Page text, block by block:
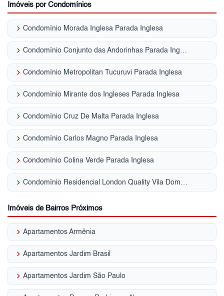
Imóveis por Condomínios
keyboard_arrow_right Condomínio Morada Inglesa Parada Inglesa
keyboard_arrow_right Condomínio Conjunto das Andorinhas Parada Inglesa
keyboard_arrow_right Condomínio Metropolitan Tucuruvi Parada Inglesa
keyboard_arrow_right Condomínio Mirante dos Ingleses Parada Inglesa
keyboard_arrow_right Condomínio Cruz De Malta Parada Inglesa
keyboard_arrow_right Condomínio Carlos Magno Parada Inglesa
keyboard_arrow_right Condomínio Colina Verde Parada Inglesa
keyboard_arrow_right Condomínio Residencial London Quality Vila Dom Pedro II
Imóveis de Bairros Próximos
keyboard_arrow_right Apartamentos Armênia
keyboard_arrow_right Apartamentos Jardim Brasil
keyboard_arrow_right Apartamentos Jardim São Paulo